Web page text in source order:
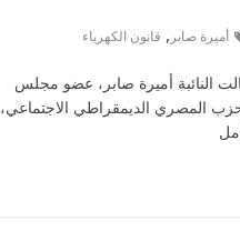
أميرة صابر , قانون الكهرباء
النائبة أميرة صابر، عضو مجلس
المصري الديمقراطي الاجتماعي،